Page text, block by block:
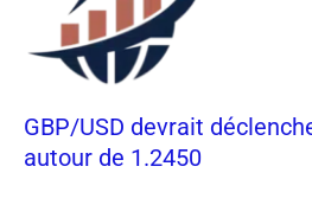
GBP/USD devrait
autour de 1.2450